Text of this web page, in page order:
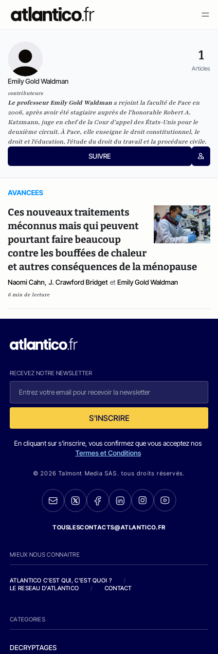
1
Articles
Emily Gold Waldman
contributeurs
Le professeur Emily Gold Waldman a rejoint la faculté de Pace en
2006, après avoir été stagiaire auprès de l'honorable Robert A.
Katzmann, juge en chef de la Cour d'appel des États-Unis pour le
deuxième circuit. À Pace, elle enseigne le droit constitutionnel, le
droit et l'éducation, l'étude du droit du travail et la procédure civile.
SUIVRE
AVANCEES
Ces nouveaux traitements
méconnus mais qui peuvent
pourtant faire beaucoup
contre les bouffées de chaleur
et autres conséquences de la ménopause
Naomi Cahn, J. Crawford Bridget et Emily Gold Waldman
6 min de lecture
RECEVEZ NOTRE NEWSLETTER
S'INSCRIRE
En cliquant sur s'inscrire, vous confirmez que vous acceptez nos
Termes et Conditions
© 2026 Talmont Media SAS. tous droits réservés.
TOUSLESCONTACTS@ATLANTICO.FR
MIEUX NOUS CONNAITRE
ATLANTICO C'EST QUI, C'EST QUOI ?
/
LE RESEAU D'ATLANTICO
/ CONTACT
CATEGORIES
DECRYPTAGES